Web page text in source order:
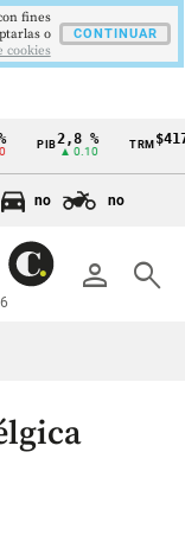
2,8 %
▲ 0.10
TRM
no no
person search
fines
o
cookies
CONTINUAR